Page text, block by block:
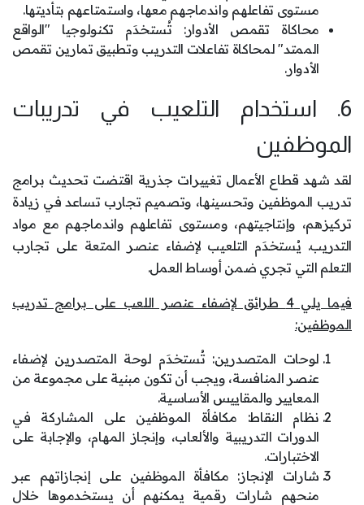
مستوى تفاعلهم واندماجهم معها، واستمتاعهم بتأديتها.
محاكاة تقمص الأدوار: تُستخدَم تكنولوجيا "الواقع
الممتد" لمحاكاة تفاعلات التدريب وتطبيق تمارين تقمص
الأدوار.
6. استخدام التلعيب في تدريبات
الموظفين
لقد شهد قطاع الأعمال تغييرات جذرية اقتضت تحديث برامج
تدريب الموظفين وتحسينها، وتصميم تجارب تساعد في زيادة
تركيزهم، وإنتاجيتهم، ومستوى تفاعلهم واندماجهم مع مواد
التدريب. يُستخدَم التلعيب لإضفاء عنصر المتعة على تجارب
التعلم التي تجري ضمن أوساط العمل.
فيما يلي 4 طرائق لإضفاء عنصر اللعب على برامج تدريب
الموظفين:
لوحات المتصدرين: تُستخدَم لوحة المتصدرين لإضفاء
عنصر المنافسة، ويجب أن تكون مبنية على مجموعة من
المعايير والمقاييس الأساسية.
نظام النقاط: مكافأة الموظفين على المشاركة في
الدورات التدريبية والألعاب، وإنجاز المهام، والإجابة على
الاختبارات.
شارات الإنجاز: مكافأة الموظفين على إنجازاتهم عبر
منحهم شارات رقمية يمكنهم أن يستخدموها خلال